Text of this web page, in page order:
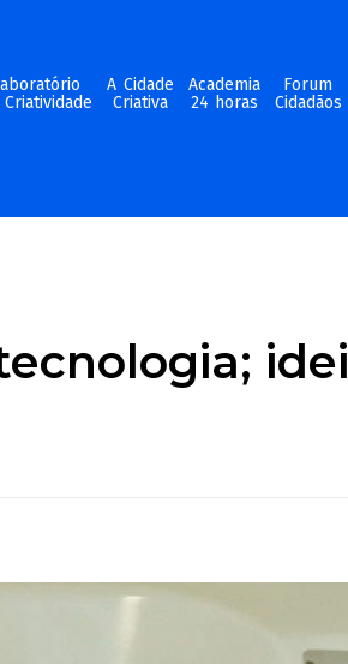
A Cidade
Criativa
Academia
24 horas
Forum
Cidadãos